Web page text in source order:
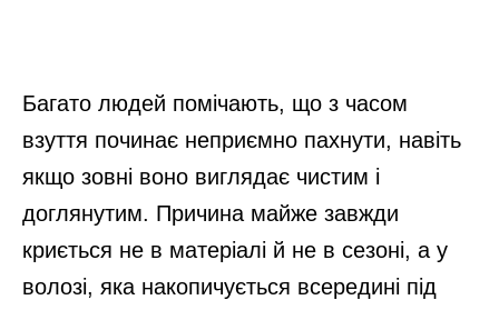
Багато людей помічають, що з часом
взуття починає неприємно пахнути, навіть
якщо зовні воно виглядає чистим і
доглянутим. Причина майже завжди
криється не в матеріалі й не в сезоні, а у
волозі, яка накопичується всередині під